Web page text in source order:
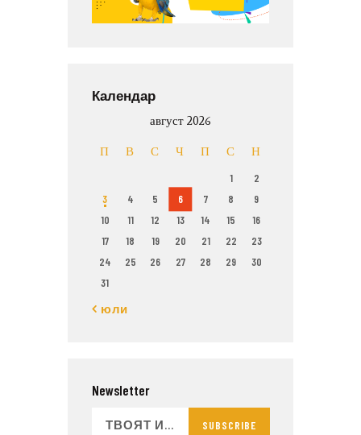
Календар
август 2026
П В С Ч П С Н
1
2
3
4 5 6 7 8
9
10
11 12 13 14 15
16
17
18 19 20 21 22
23
24
25 26 27 28 29
30
31
« юли
Newsletter
SUBSCRIBE